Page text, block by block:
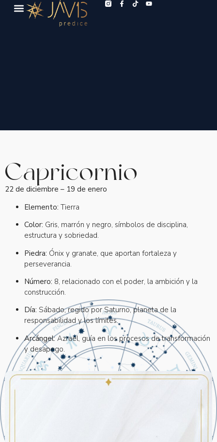
Capricornio
22 de diciembre – 19 de enero
Elemento: Tierra
Color: Gris, marrón y negro, símbolos de disciplina,
estructura y sobriedad.
Piedra: Ónix y granate, que aportan fortaleza y
perseverancia.
Número: 8, relacionado con el poder, la ambición y la
construcción.
Día: Sábado, regido por Saturno, planeta de la
responsabilidad y los límites.
Arcángel:Azrael, guía en los procesos de transformación
y desapego.